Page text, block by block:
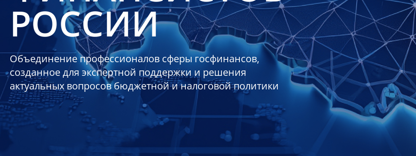
РОССИИ
Объединение профессионалов сферы госфинансов,
созданное для экспертной поддержки и решения
актуальных вопросов бюджетной и налоговой политики